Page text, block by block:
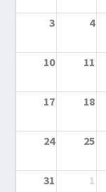
3 4
10 11
17 18
24 25
31 1